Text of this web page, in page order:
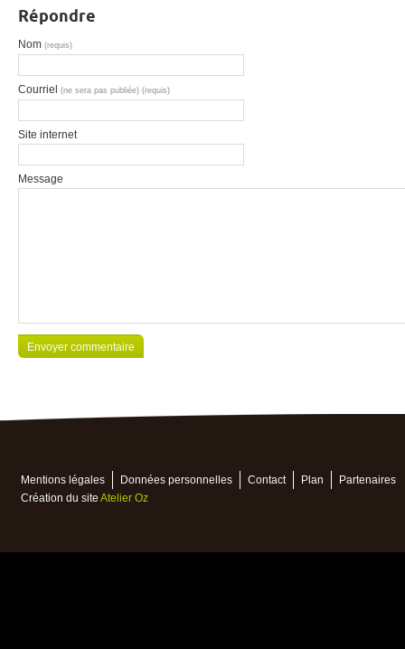
Répondre
Nom (requis)
Courriel (ne sera pas publiée) (requis)
Site internet
Message
Mentions légales Données personnelles Contact Plan
Partenaires
Création du site Atelier Oz